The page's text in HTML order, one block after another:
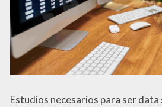
Estudios necesarios para ser